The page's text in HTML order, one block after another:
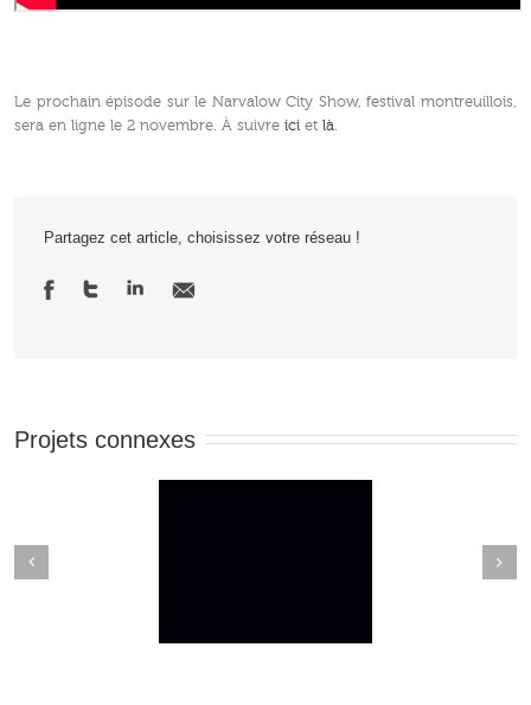
Le prochain épisode sur le Narvalow City Show, festival montreuillois,
sera en ligne le 2 novembre. À suivre ici et là.
Partagez cet article, choisissez votre réseau !
Projets connexes
Next